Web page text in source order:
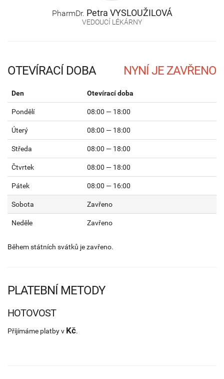
PharmDr. Petra VYSLOUŽILOVÁ
VEDOUCÍ LÉKÁRNY
OTEVÍRACÍ DOBA
Den Otevírací doba
Pondělí 08:00 — 18:00
Úterý 08:00 — 18:00
Středa 08:00 — 18:00
Čtvrtek 08:00 — 18:00
Pátek 08:00 — 16:00
Sobota Zavřeno
Neděle Zavřeno
Během státních svátků je zavřeno.
PLATEBNÍ METODY
HOTOVOST
Příjímáme platby v Kč.